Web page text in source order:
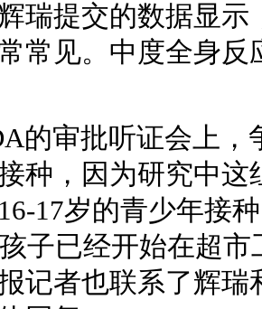
瑞提交的数据显
常见。中度全身反
的审批听证会上
种，因为研究中
17岁的青少年接
子已经开始在超
记者也联系了辉瑞